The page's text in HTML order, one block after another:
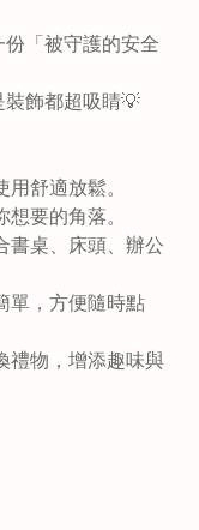
「被守護的安全
飾都超吸睛💡
舒適放鬆。
要的角落。
桌、床頭、辦公
單，方便隨時點
禮物，增添趣味與